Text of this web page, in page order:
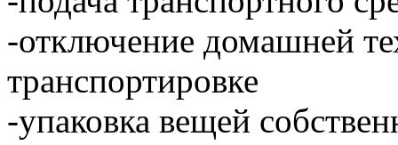
-отключение домашней
транспортировке
-упаковка вещей